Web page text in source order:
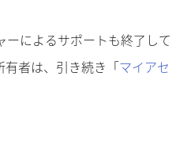
によるサポートも終了して
者は、引き続き「 マイアセ